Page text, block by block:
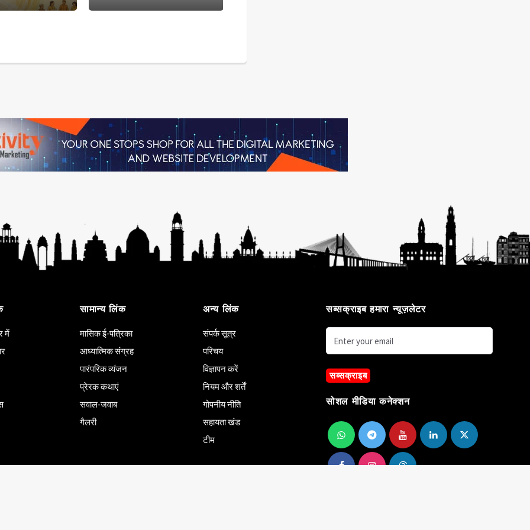
में
सामान्य लिंक
मासिक ई-पत्रिका
आध्यात्मिक संग्रह
पारंपरिक व्यंजन
प्रेरक कथाएं
सवाल-जवाब
गैलरी
अन्य लिंक
संपर्क सूत्र
परिचय
विज्ञापन करें
नियम और शर्तें
गोपनीय नीति
सहायता खंड
टीम
सब्सक्राइब हमारा न्यूज़लेटर
सब्सक्राइब
सोशल मीडिया कनेक्शन